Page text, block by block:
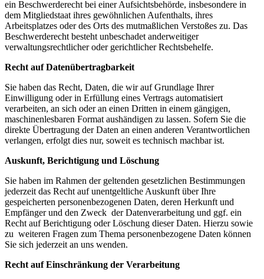
ein Beschwerderecht bei einer Aufsichtsbehörde, insbesondere in
dem Mitgliedstaat ihres gewöhnlichen Aufenthalts, ihres
Arbeitsplatzes oder des Orts des mutmaßlichen Verstoßes zu. Das
Beschwerderecht besteht unbeschadet anderweitiger
verwaltungsrechtlicher oder gerichtlicher Rechtsbehelfe.
Recht auf Datenübertragbarkeit
Sie haben das Recht, Daten, die wir auf Grundlage Ihrer
Einwilligung oder in Erfüllung eines Vertrags automatisiert
verarbeiten, an sich oder an einen Dritten in einem gängigen,
maschinenlesbaren Format aushändigen zu lassen. Sofern Sie die
direkte Übertragung der Daten an einen anderen Verantwortlichen
verlangen, erfolgt dies nur, soweit es technisch machbar ist.
Auskunft, Berichtigung und Löschung
Sie haben im Rahmen der geltenden gesetzlichen Bestimmungen
jederzeit das Recht auf unentgeltliche Auskunft über Ihre
gespeicherten personenbezogenen Daten, deren Herkunft und
Empfänger und den Zweck der Datenverarbeitung und ggf. ein
Recht auf Berichtigung oder Löschung dieser Daten. Hierzu sowie
zu weiteren Fragen zum Thema personenbezogene Daten können
Sie sich jederzeit an uns wenden.
Recht auf Einschränkung der Verarbeitung